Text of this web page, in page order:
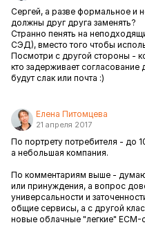
Сергей, а разве формальное и
должны друг друга заменять?
Странно пенять на
СЭД), вместо того чтобы
Посмотри с другой стороны -
кто задерживает
будут слак или почта :)
Елена Питомцева
21 апреля 2017
По портрету потребителя - до
а небольшая компания.
По комментариям выше -
или принуждения, а вопрос
универсальности и
общие сервисы, а с другой
новые облачные "легкие" ECM-